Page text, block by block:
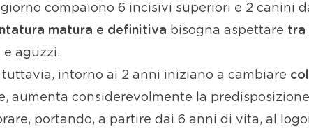
compaiono 6 incisivi superiori e 2 canini
matura e definitiva bisogna aspettare tra
aguzzi.
intorno ai 2 anni iniziano a cambiare
aumenta considerevolmente la
portando, a partire dai 6 anni di vita, al